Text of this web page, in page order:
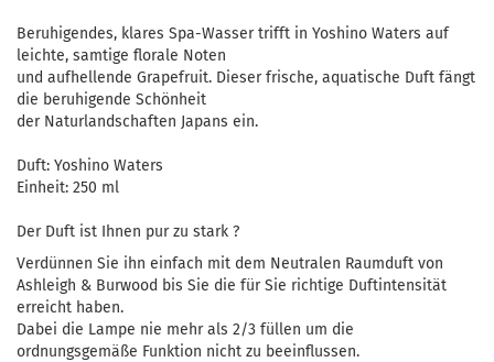
Beruhigendes, klares Spa-Wasser trifft in Yoshino Waters auf
leichte, samtige florale Noten
und aufhellende Grapefruit. Dieser frische, aquatische Duft fängt
die beruhigende Schönheit
der Naturlandschaften Japans ein.
Duft: Yoshino Waters
Einheit: 250 ml
Der Duft ist Ihnen pur zu stark ?
Verdünnen Sie ihn einfach mit dem Neutralen Raumduft von
Ashleigh & Burwood bis Sie die für Sie richtige Duftintensität
erreicht haben.
Dabei die Lampe nie mehr als 2/3 füllen um die
ordnungsgemäße Funktion nicht zu beeinflussen.